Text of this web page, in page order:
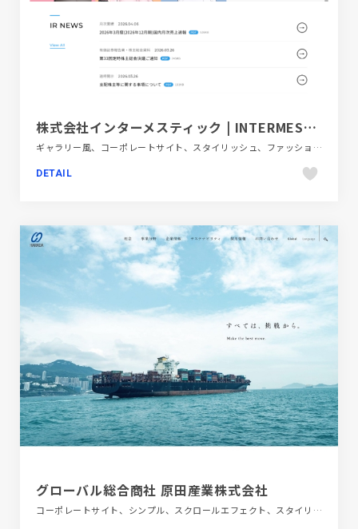
株式会社インターメスティック | INTERMESTIC INC.
ギャラリー風、コーポレートサイト、スタイリッシュ、ファッション・ビューティー、フラットデザイン、ブルー系、ホワイト系
DETAIL
グローバル総合商社 原田産業株式会社
コーポレートサイト、シンプル、スクロールエフェクト、スタイリッシュ、タイポグラフィー、テクノロジー・サイエンス、フラットデザイン、ブルー系、ホワイト系、医療・ヘルスケア、大きめ写真、自動車・乗り物・交通